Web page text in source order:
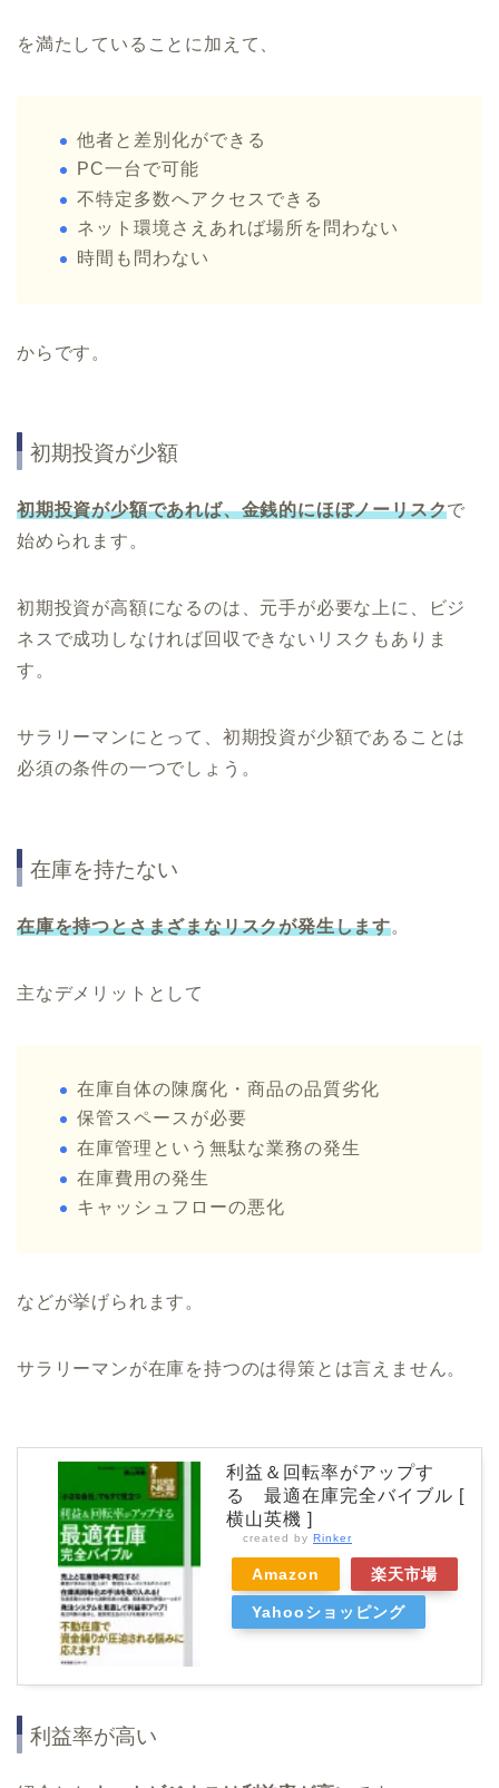
を満たしていることに加えて、
他者と差別化ができる
PC一台で可能
不特定多数へアクセスできる
ネット環境さえあれば場所を問わない
時間も問わない
からです。
初期投資が少額
初期投資が少額であれば、金銭的にほぼノーリスクで
始められます。
初期投資が高額になるのは、元手が必要な上に、ビジ
ネスで成功しなければ回収できないリスクもありま
す。
サラリーマンにとって、初期投資が少額であることは
必須の条件の一つでしょう。
在庫を持たない
在庫を持つとさまざまなリスクが発生します。
主なデメリットとして
在庫自体の陳腐化・商品の品質劣化
保管スペースが必要
在庫管理という無駄な業務の発生
在庫費用の発生
キャッシュフローの悪化
などが挙げられます。
サラリーマンが在庫を持つのは得策とは言えません。
利益＆回転率がアップす
る 最適在庫完全バイブル [
横山英機 ]
created by Rinker
Amazon 楽天市場
Yahooショッピング
利益率が高い